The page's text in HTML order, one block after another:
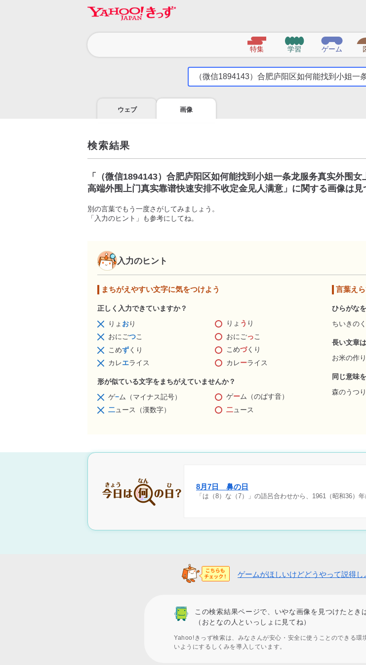
特集 学習 ゲーム
気
こ
う
ウェブ 画像
検索結果
「
（微信1894143）合肥庐阳区如何能找到小姐一条龙服务真实外围
高端外围上门真实靠谱快速安排不收定金见人满意 」に関する画像は見
別の言葉でもう一度さがしてみましょう。
「入力のヒント」も参考にしてね。
入力のヒント
まちがえやすい文字に気をつけよう
正しく入力できていますか？
りょ おり りょ う り
おにごつこ おにごっこ
こめずくり こめづくり
カレエライス カレーライス
形が似ている文字をまちがえていませんか？
ゲ−ム（マイナス記号） ゲーム（のばす音）
二ュース（漢数字） 二ュース
言葉え
ひらがな
ちいきの
長い文章
お米の作
同じ意味
森のうつ
8月7日 鼻の日
「は（8）な（7）」の語呂合わせから、1961（昭和36）
ゲームがほしいけどどうやって説得
この検索結果ページで、いやな画像を見つけたとき
（おとなの人といっしょに見てね）
Yahoo!きっず検索は、みなさんが安心・安全に使うことのできる環
いようにするしくみを導入しています。